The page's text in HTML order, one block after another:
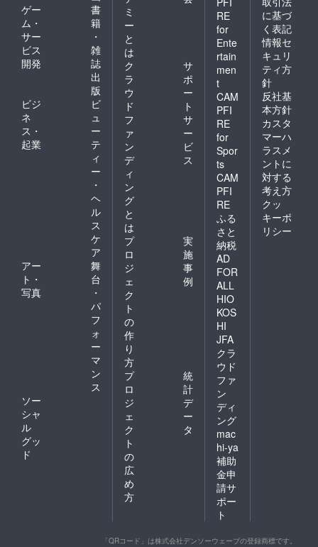
ゲー
ム・
サー
ビス
開発
書
籍
・
雑
誌
出
版
ビジ
ネ
ス・
起業
ビ
ュ
ー
テ
ィ
ー
・
ヘ
ル
ス
ケ
ア
アー
ト・
写真
舞
台
・
パ
フ
ォ
ー
マ
ン
ス
ソー
シャ
ル
グッ
ド
ミ
ー
と
は
ク
ラ
ウ
ド
フ
ァ
ン
デ
ィ
ン
グ
と
は
サ
ポ
ー
ト
サ
ー
ビ
ス
プ
ロ
ジ
ェ
ク
ト
の
作
り
方
実
施
事
例
プ
ロ
ジ
ェ
ク
ト
の
広
め
方
統
計
デ
ー
タ
RE
for
Ente
rtain
men
t
CAM
PFI
RE
for
Spor
ts
CAM
PFI
RE
ふる
さと
納税
AD
FOR
ALL
HIO
KOS
HI
JFA
クラ
ウド
ファ
ン
ディ
ング
mac
hi-ya
補助
金申
請サ
ポー
ト
に基づ
く表記
情報セ
キュリ
ティ方
針
反社基
本方針
カスタ
マーハ
ラスメ
ントに
対する
考え方
クッ
キーポ
リシー
「QRコード」は株式会社デンソーウェーブの登録商標です。